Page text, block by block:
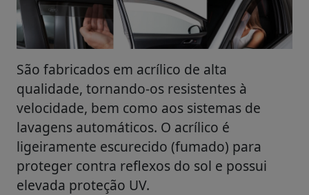
São fabricados em acrílico de alta
qualidade, tornando-os resistentes à
velocidade, bem como aos sistemas de
lavagens automáticos. O acrílico é
ligeiramente escurecido (fumado) para
proteger contra reflexos do sol e possui
elevada proteção UV.